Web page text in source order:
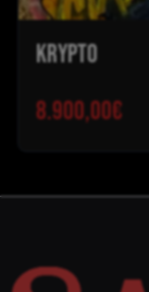
Krypto
8.900,00€